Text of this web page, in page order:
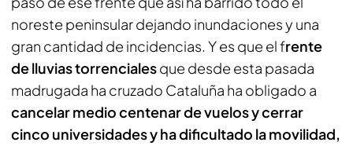
noreste peninsular dejando inundaciones y una
gran cantidad de incidencias. Y es que el frente
de lluvias torrencialesque desde esta pasada
madrugada ha cruzado Cataluña ha obligado a
cancelar medio centenar de vuelos y cerrar
cinco universidades y ha dificultado la movilidad,